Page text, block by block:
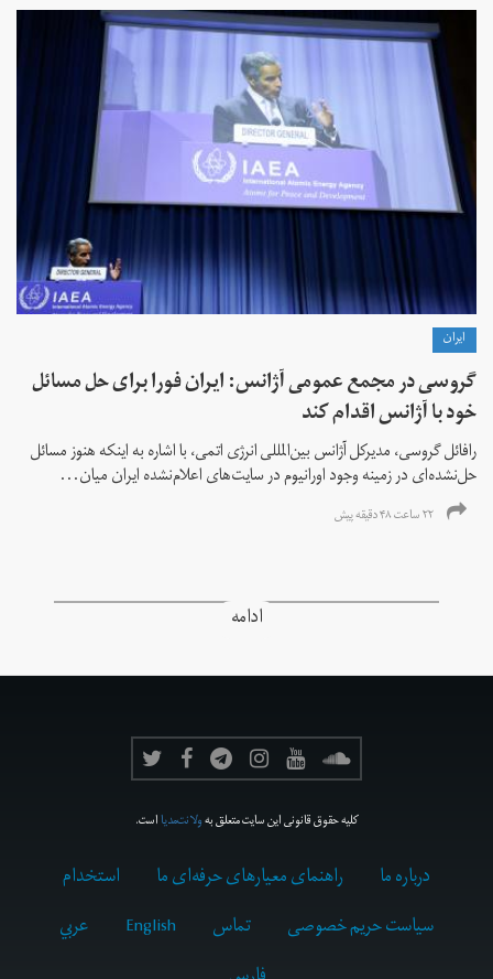
ايران
گروسی در مجمع عمومی آژانس: ایران فورا برای حل مسائل
خود با آژانس اقدام کند
رافائل گروسی، مدیرکل آژانس بین‌المللی انرژی اتمی، با اشاره به اینکه هنوز مسائل
حل‌نشده‌ای در زمینه وجود اورانیوم در سایت‌های اعلام‌نشده ایران میان...
۲۲ ساعت ۴۸ دقیقه پیش
ادامه
کلیه حقوق قانونی این سایت متعلق بهولانت‌مدیااست.
درباره ما راهنمای معیارهای حرفه‌ای ما
استخدام
سیاست حریم خصوصی
تماس English
عربي